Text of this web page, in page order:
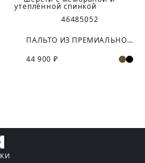
46485052
ПАЛЬТО ИЗ ПРЕМИАЛЬНОЙ ШЕРСТИ С МЕМБРАНОЙ И УТЕПЛЁННОЙ СПИНКОЙ
44 900 ₽